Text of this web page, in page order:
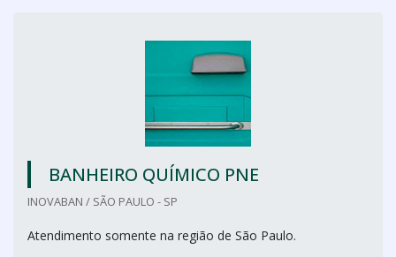
BANHEIRO QUÍMICO PNE
INOVABAN / SÃO PAULO - SP
Atendimento somente na região de São Paulo.